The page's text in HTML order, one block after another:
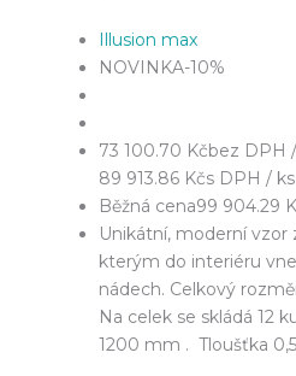
Illusion max
NOVINKA-10%
73 100.70 Kčbez DPH
89 913.86 Kčs DPH / ks
Běžná cena99 904.29
Unikátní, moderní vzor
kterým do interiéru
nádech. Celkový
Na celek se skládá 12
1200 mm . Tloušťka